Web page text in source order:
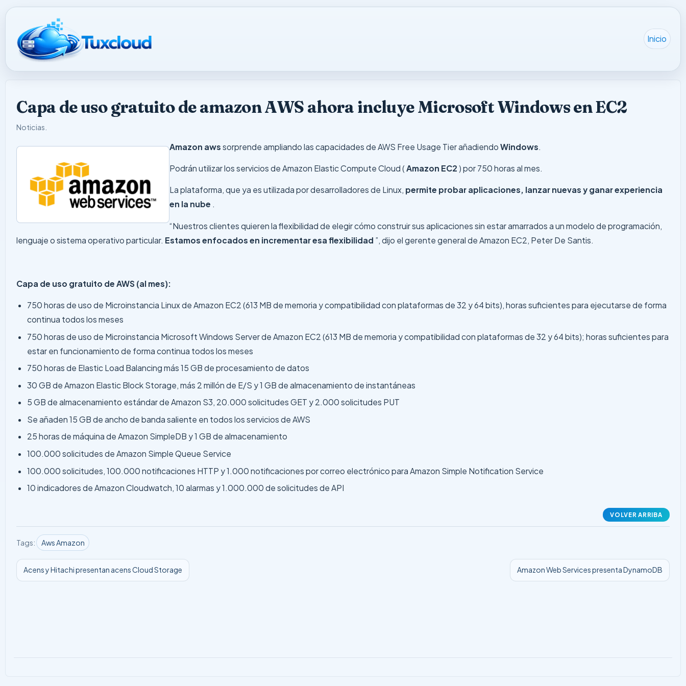
Inicio
Capa de uso gratuito de amazon AWS ahora incluye Microsoft Windows en EC2
Noticias
Amazon aws sorprende ampliando las capacidades de AWS Free Usage Tier añadiendo Windows
Podrán utilizar los servicios de Amazon Elastic Compute Cloud (Amazon EC2 ) por 750 horas al mes.
La plataforma, que ya es utilizada por desarrolladores de Linux, permite probar aplicaciones, lanzar nuevas y ganar experiencia
en la nube .
“Nuestros clientes quieren la flexibilidad de elegir cómo construir sus aplicaciones sin estar amarrados a un modelo de programación,
lenguaje o sistema operativo particular. Estamos enfocados en incrementar esa flexibilidad ”, dijo el gerente general de Amazon EC2, Peter De Santis.
Capa de uso gratuito de AWS (al mes):
750 horas de uso de Microinstancia Linux de Amazon EC2 (613 MB de memoria y compatibilidad con plataformas de 32 y 64 bits), horas suficientes para ejecutarse de forma
continua todos los meses
750 horas de uso de Microinstancia Microsoft Windows Server de Amazon EC2 (613 MB de memoria y compatibilidad con plataformas de 32 y 64 bits); horas suficientes para
estar en funcionamiento de forma continua todos los meses
750 horas de Elastic Load Balancing más 15 GB de procesamiento de datos
30 GB de Amazon Elastic Block Storage, más 2 millón de E/S y 1 GB de almacenamiento de instantáneas
5 GB de almacenamiento estándar de Amazon S3, 20.000 solicitudes GET y 2.000 solicitudes PUT
Se añaden 15 GB de ancho de banda saliente en todos los servicios de AWS
25 horas de máquina de Amazon SimpleDB y 1 GB de almacenamiento
100.000 solicitudes de Amazon Simple Queue Service
100.000 solicitudes, 100.000 notificaciones HTTP y 1.000 notificaciones por correo electrónico para Amazon Simple Notification Service
10 indicadores de Amazon Cloudwatch, 10 alarmas y 1.000.000 de solicitudes de API
VOLVER ARRIBA
Tags: Aws Amazon
Acens y Hitachi presentan acens Cloud Storage Amazon Web Services presenta DynamoDB